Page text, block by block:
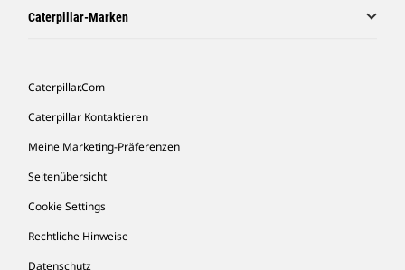
Caterpillar-Marken
Caterpillar.com
Caterpillar Kontaktieren
Meine Marketing-Präferenzen
Seitenübersicht
Cookie Settings
Rechtliche Hinweise
Datenschutz